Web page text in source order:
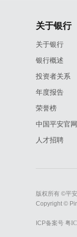
关于银行
关于银行
银行概述
投资者关系
年度报告
荣誉榜
中国平安官网
人才招聘
版权所有 ©平
Copyright ©
ICP备案号 粤